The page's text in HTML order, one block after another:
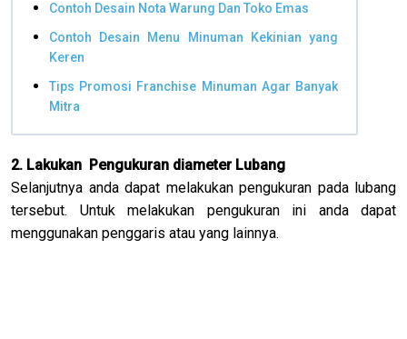
Contoh Desain Nota Warung Dan Toko Emas
Contoh Desain Menu Minuman Kekinian yang
Keren
Tips Promosi Franchise Minuman Agar Banyak
Mitra
2. Lakukan Pengukuran diameter Lubang
Selanjutnya anda dapat melakukan pengukuran pada lubang
tersebut. Untuk melakukan pengukuran ini anda dapat
menggunakan penggaris atau yang lainnya.